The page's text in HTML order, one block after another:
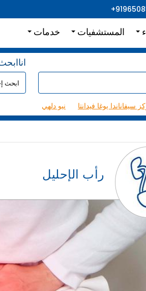
المستشفيات خدمات
نيو دلهي سيفاناندا يوغا فيدانتا
رأب الإحليل